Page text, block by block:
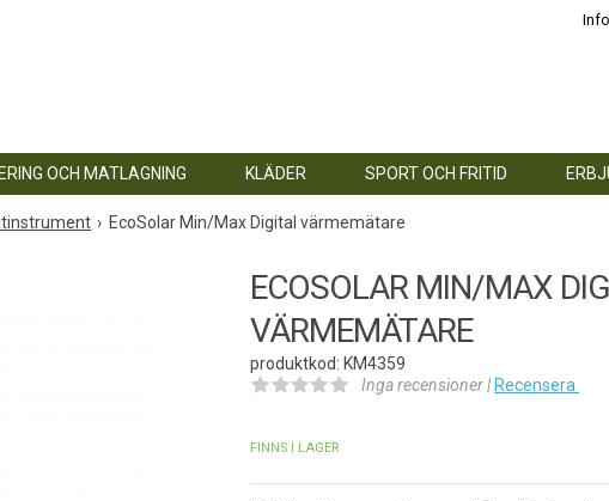
OCH MATLAGNING KLÄDER SPORT OCH FRITID
EcoSolar Min/Max Digital värmemätare
ECOSOLAR MIN/MAX
VÄRMEMÄTARE
produktkod: KM4359
Inga recensioner | Recensera
FINNS I LAGER